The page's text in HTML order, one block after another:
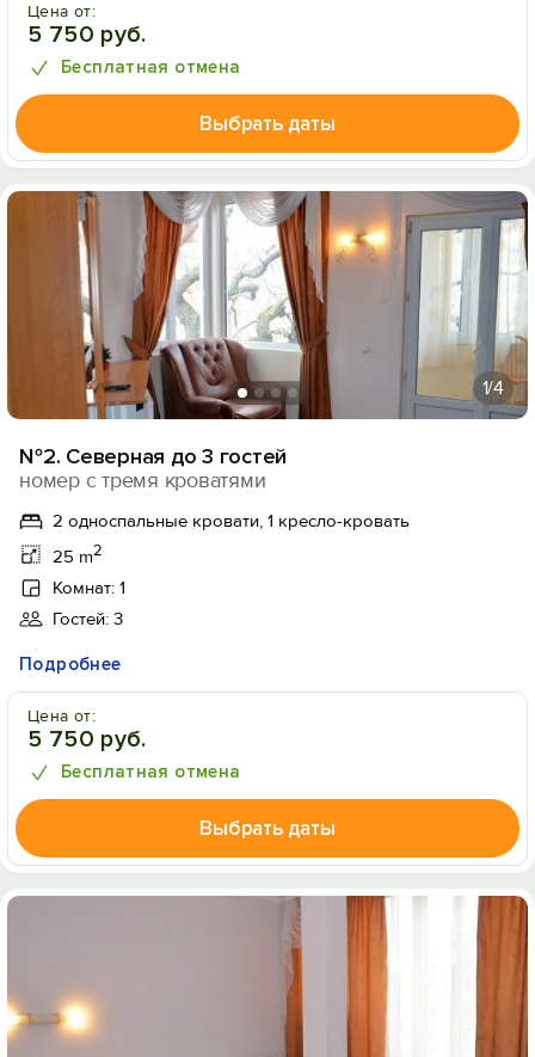
Цена от:
5 750 руб.
Бесплатная отмена
Выбрать даты
1/4
№2. Северная до 3 гостей
номер с тремя кроватями
2 односпальные кровати, 1 кресло-кровать
25 m2
Комнат: 1
Гостей: 3
Подробнее
Цена от:
5 750 руб.
Бесплатная отмена
Выбрать даты